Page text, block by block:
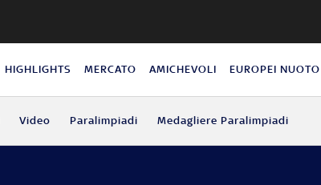
HIGHLIGHTS MERCATO AMICHEVOLI EUROPEI NUOTO
Video Paralimpiadi Medagliere Paralimpiadi